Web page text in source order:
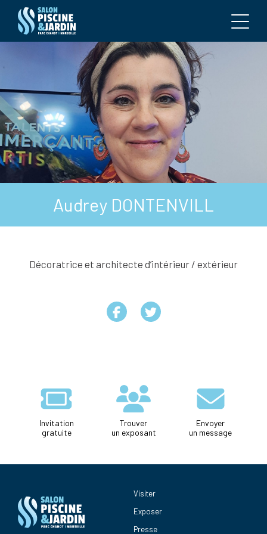
Audrey DONTENVILL
Décoratrice et architecte d’intérieur / extérieur
Invitation
gratuite
Trouver
un exposant
Envoyer
un message
Visiter
Exposer
Presse